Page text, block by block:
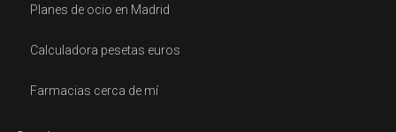
Planes de ocio en Madrid
Calculadora pesetas euros
Farmacias cerca de mí